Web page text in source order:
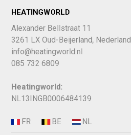
HEATINGWORLD
Alexander Bellstraat 11
3261 LX Oud-Beijerland, Nederland
info@heatingworld.nl
085 732 6809
Heatingworld:
NL13INGB0006484139